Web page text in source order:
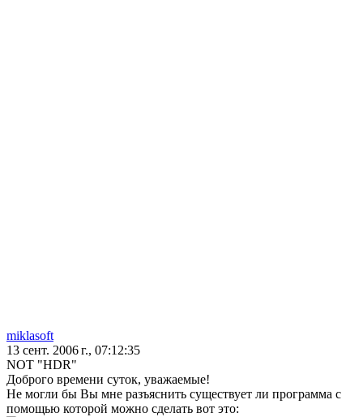
miklasoft
13 сент. 2006 г., 07:12:35
NOT "HDR"
Доброго времени суток, уважаемые!
Не могли бы Вы мне разъяснить существует ли программа с
помощью которой можно сделать вот это: